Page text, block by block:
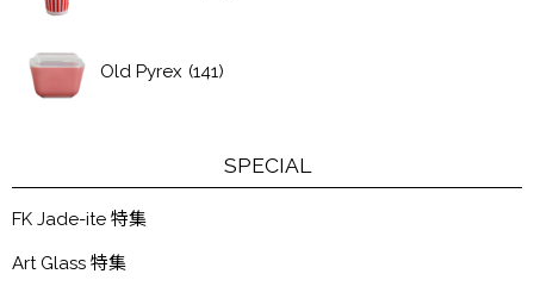
Old Pyrex (141)
SPECIAL
FK Jade-ite 特集
Art Glass 特集